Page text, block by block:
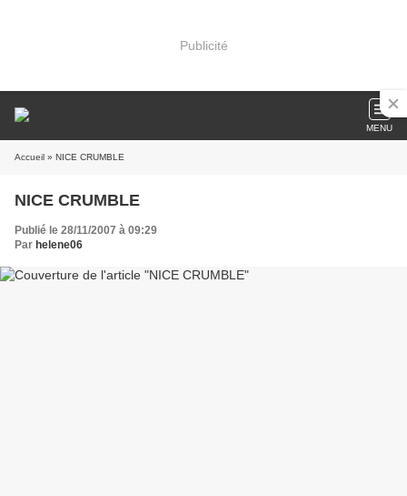
Publicité
MENU
Accueil » NICE CRUMBLE
NICE CRUMBLE
Publié le 28/11/2007 à 09:29
Par helene06